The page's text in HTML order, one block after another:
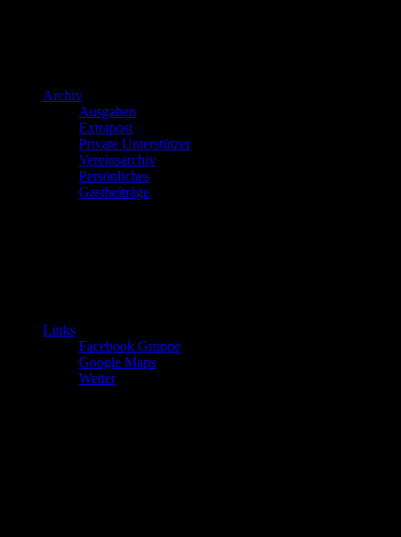
Archiv
Ausgaben
Extrapost
Private Unterstützer
Vereinsarchiv
Persönliches
Gastbeiträge
Links
Facebook Gruppe
Google Maps
Wetter